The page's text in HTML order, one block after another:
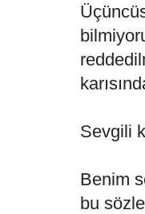
Sevgili
Benim
bu